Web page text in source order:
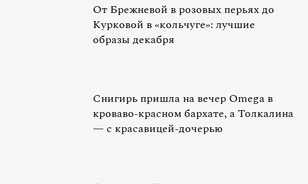
От Брежневой в розовых перьях до
Курковой в «кольчуге»: лучшие
образы декабря
Снигирь пришла на вечер Omega в
кроваво-красном бархате, а Толкалина
— с красавицей-дочерью